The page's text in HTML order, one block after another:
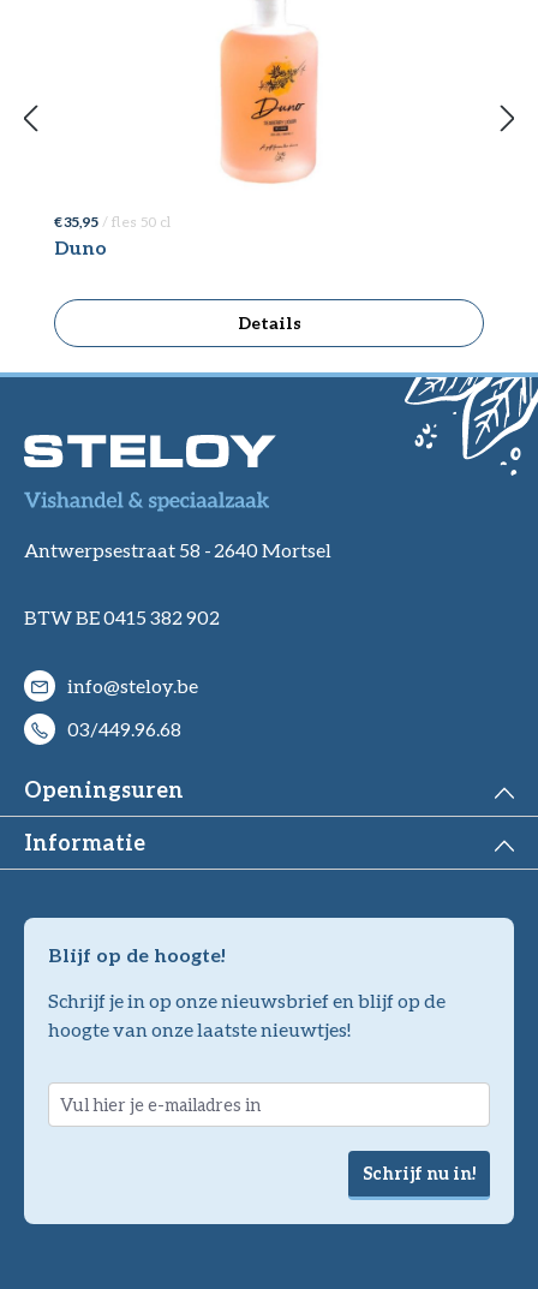
€ 35,95 / fles 50 cl
Duno
Details
Antwerpsestraat 58 - 2640 Mortsel
BTW BE 0415 382 902
info@steloy.be
03/449.96.68
Openingsuren
Informatie
Blijf op de hoogte!
Schrijf je in op onze nieuwsbrief en blijf op de
hoogte van onze laatste nieuwtjes!
Schrijf nu in!